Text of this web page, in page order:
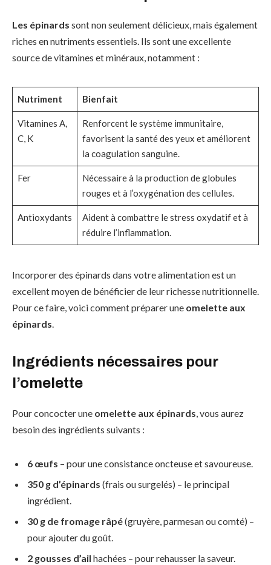
Les épinards sont non seulement délicieux, mais également
riches en nutriments essentiels. Ils sont une excellente
source de vitamines et minéraux, notamment :
Nutriment Bienfait
Vitamines A,
C, K
Renforcent le système immunitaire,
favorisent la santé des yeux et améliorent
la coagulation sanguine.
Fer
Nécessaire à la production de globules
rouges et à l’oxygénation des cellules.
Antioxydants
Aident à combattre le stress oxydatif et à
réduire l’inflammation.
Incorporer des épinards dans votre alimentation est un
excellent moyen de bénéficier de leur richesse nutritionnelle.
Pour ce faire, voici comment préparer une omelette aux
épinards.
Ingrédients nécessaires pour
l’omelette
Pour concocter une omelette aux épinards, vous aurez
besoin des ingrédients suivants :
6 œufs – pour une consistance oncteuse et savoureuse.
350 g d’épinards (frais ou surgelés) – le principal
ingrédient.
30 g de fromage râpé(gruyère, parmesan ou comté) –
pour ajouter du goût.
2 gousses d’ail hachées – pour rehausser la saveur.